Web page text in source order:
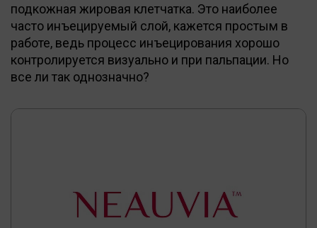
подкожная жировая клетчатка. Это наиболее
часто инъецируемый слой, кажется простым в
работе, ведь процесс инъецирования хорошо
контролируется визуально и при пальпации. Но
все ли так однозначно?